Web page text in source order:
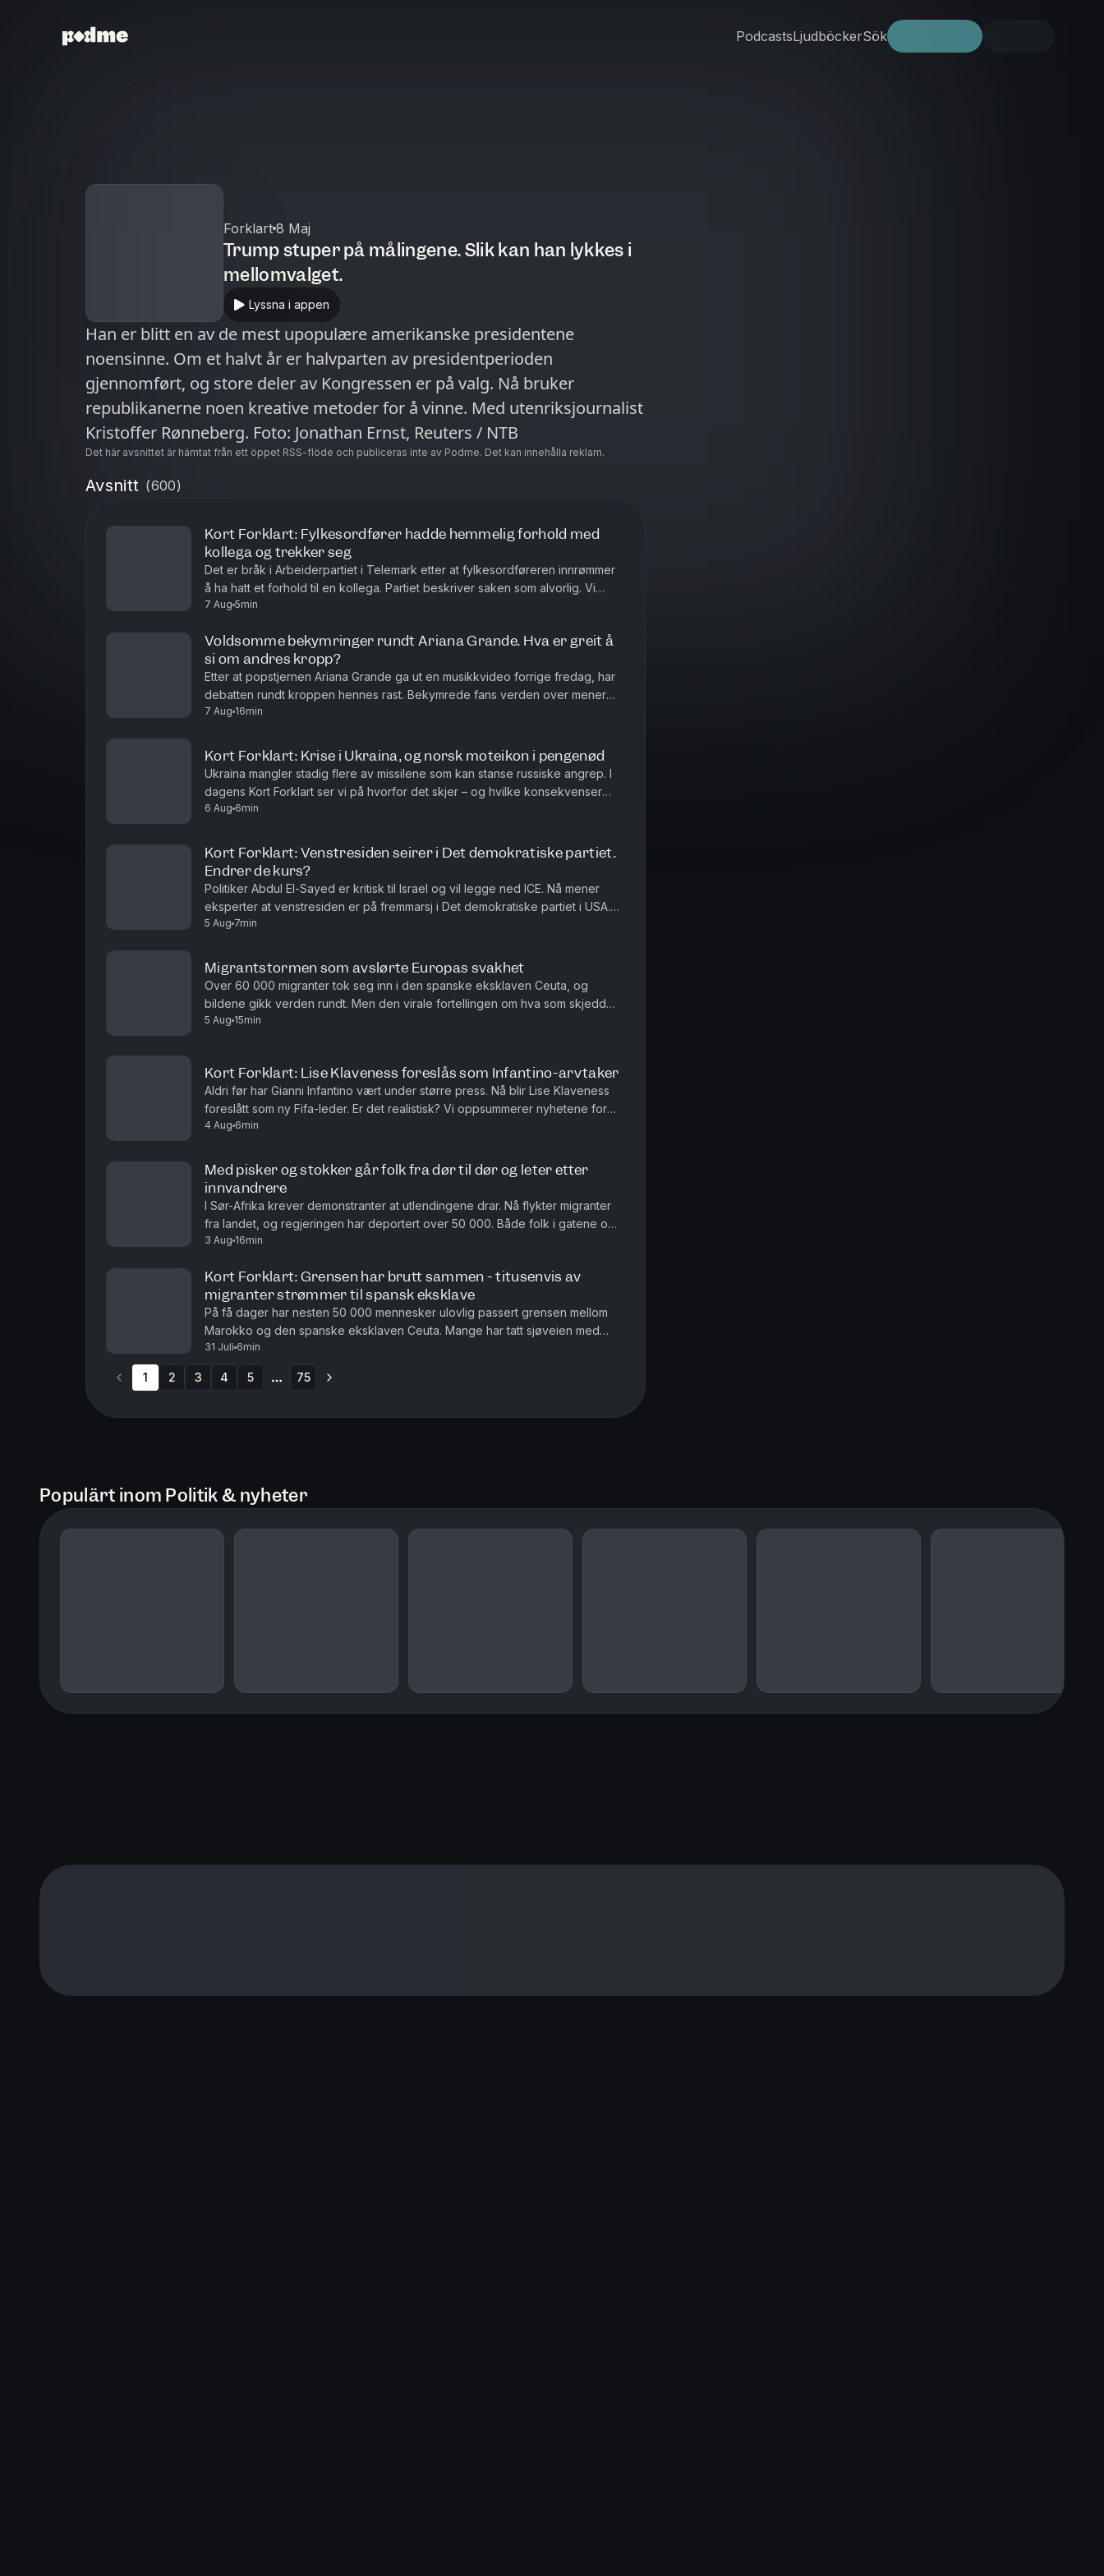
PodcastsLjudböckerSök
Forklart 8 Maj
Trump stuper på målingene. Slik kan han lykkes i
mellomvalget.
Lyssna i appen
Han er blitt en av de mest upopulære amerikanske presidentene
noensinne. Om et halvt år er halvparten av presidentperioden
gjennomført, og store deler av Kongressen er på valg. Nå bruker
republikanerne noen kreative metoder for å vinne. Med utenriksjournalist
Kristoffer Rønneberg. Foto: Jonathan Ernst, Reuters / NTB
Det här avsnittet är hämtat från ett öppet RSS-flöde och publiceras inte av Podme. Det kan innehålla reklam.
Avsnitt (600)
Kort Forklart: Fylkesordfører hadde hemmelig forhold med
kollega og trekker seg
Det er bråk i Arbeiderpartiet i Telemark etter at fylkesordføreren innrømmer
å ha hatt et forhold til en kollega. Partiet beskriver saken som alvorlig. Vi
oppsummerer nyhetene for deg, i dag også om a...
7 Aug 5min
Voldsomme bekymringer rundt Ariana Grande. Hva er greit å
si om andres kropp?
Etter at popstjernen Ariana Grande ga ut en musikkvideo forrige fredag, har
debatten rundt kroppen hennes rast. Bekymrede fans verden over mener
hun er blitt skremmende tynn. Nå trekker artisten seg t...
7 Aug 16min
Kort Forklart: Krise i Ukraina, og norsk moteikon i pengenød
Ukraina mangler stadig flere av missilene som kan stanse russiske angrep. I
dagens Kort Forklart ser vi på hvorfor det skjer – og hvilke konsekvenser
det kan få. I tillegg snakker vi om Infantinos kri...
6 Aug 6min
Kort Forklart: Venstresiden seirer i Det demokratiske partiet.
Endrer de kurs?
Politiker Abdul El-Sayed er kritisk til Israel og vil legge ned ICE. Nå mener
eksperter at venstresiden er på fremmarsj i Det demokratiske partiet i USA.
Vi oppsummerer nyhetene for deg, i dag også om...
5 Aug 7min
Migrantstormen som avslørte Europas svakhet
Over 60 000 migranter tok seg inn i den spanske eksklaven Ceuta, og
bildene gikk verden rundt. Men den virale fortellingen om hva som skjedde
kan bli viktigere enn den egentlige forklaringen. Med Euro...
5 Aug 15min
Kort Forklart: Lise Klaveness foreslås som Infantino-arvtaker
Aldri før har Gianni Infantino vært under større press. Nå blir Lise Klaveness
foreslått som ny Fifa-leder. Er det realistisk? Vi oppsummerer nyhetene for
deg, i dag også om at Ukraina angriper Russla...
4 Aug 6min
Med pisker og stokker går folk fra dør til dør og leter etter
innvandrere
I Sør-Afrika krever demonstranter at utlendingene drar. Nå flykter migranter
fra landet, og regjeringen har deportert over 50 000. Både folk i gatene og
regjeringen mener innvandring er årsaken til ar...
3 Aug 16min
Kort Forklart: Grensen har brutt sammen - titusenvis av
migranter strømmer til spansk eksklave
På få dager har nesten 50 000 mennesker ulovlig passert grensen mellom
Marokko og den spanske eksklaven Ceuta. Mange har tatt sjøveien med
baderinger og armringer, mens noen har hoppet over gjerder. N...
31 Juli 6min
1 2 3 4 5 75
Populärt inom Politik & nyheter